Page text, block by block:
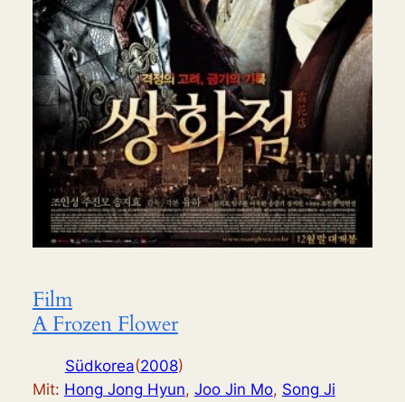
Film
A Frozen Flower
Südkorea(2008)
Mit: Hong Jong Hyun, Joo Jin Mo, Song Ji